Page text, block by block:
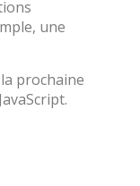
une
prochaine